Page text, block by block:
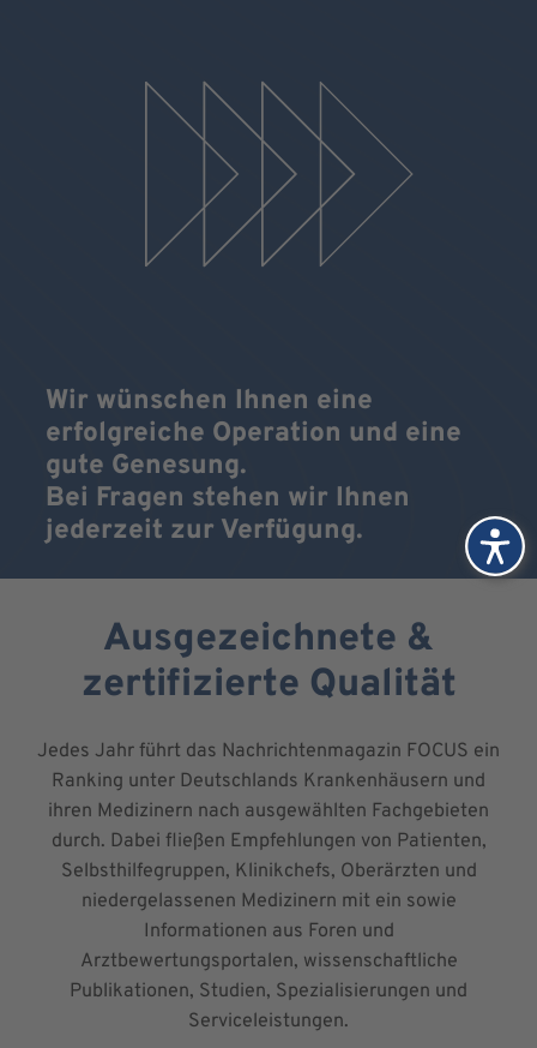
Wir wünschen Ihnen eine
erfolgreiche Operation und eine
gute Genesung.
Bei Fragen stehen wir Ihnen
jederzeit zur Verfügung.
Ausgezeichnete &
zertifizierte Qualität
Jedes Jahr führt das Nachrichtenmagazin FOCUS ein
Ranking unter Deutschlands Krankenhäusern und
ihren Medizinern nach ausgewählten Fachgebieten
durch. Dabei fließen Empfehlungen von Patienten,
Selbsthilfegruppen, Klinikchefs, Oberärzten und
niedergelassenen Medizinern mit ein sowie
Informationen aus Foren und
Arztbewertungsportalen, wissenschaftliche
Publikationen, Studien, Spezialisierungen und
Serviceleistungen.